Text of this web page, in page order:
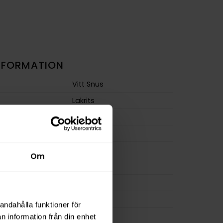
Om
funktioner för
information från din enhet
Vitt Snus
Lakrits
Mini
Normal
20